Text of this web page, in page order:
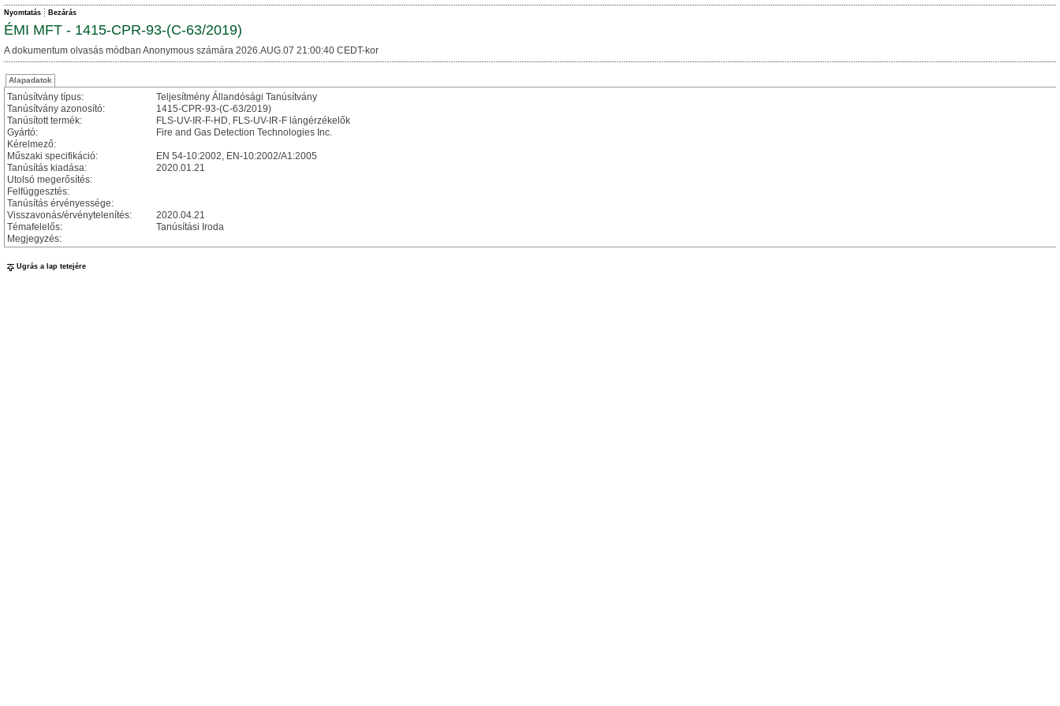
Nyomtatás Bezárás
ÉMI MFT - 1415-CPR-93-(C-63/2019)
A dokumentum olvasás módban Anonymous számára 2026.AUG.07 21:00:40 CEDT-kor
Alapadatok
Tanúsítvány típus:
Teljesítmény Állandósági Tanúsítvány
Tanúsítvány azonosító:
1415-CPR-93-(C-63/2019)
Tanúsított termék:
FLS-UV-IR-F-HD, FLS-UV-IR-F lángérzékelők
Gyártó:
Fire and Gas Detection Technologies Inc.
Kérelmező:
Műszaki specifikáció:
EN 54-10:2002, EN-10:2002/A1:2005
Tanúsítás kiadása:
2020.01.21
Utolsó megerősítés:
Felfüggesztés:
Tanúsítás érvényessége:
Visszavonás/érvénytelenítés:
2020.04.21
Témafelelős:
Tanúsítási Iroda
Megjegyzés:
Ugrás a lap tetejére